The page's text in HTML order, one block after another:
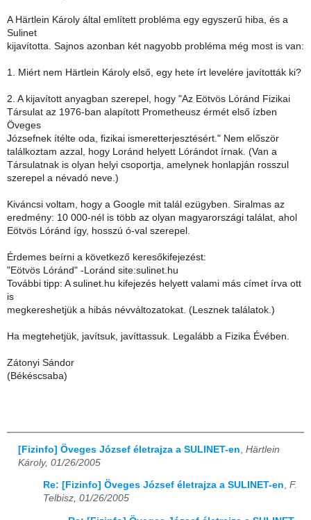
A Härtlein Károly által említett probléma egy egyszerű hiba, és a
Sulinet
kijavította. Sajnos azonban két nagyobb probléma még most is van:
1. Miért nem Härtlein Károly első, egy hete írt levelére javították ki?
2. A kijavított anyagban szerepel, hogy "Az Eötvös Lóránd Fizikai
Társulat az 1976-ban alapított Prometheusz érmét első ízben
Öveges
Józsefnek ítélte oda, fizikai ismeretterjesztésért." Nem először
találkoztam azzal, hogy Loránd helyett Lórándot írnak. (Van a
Társulatnak is olyan helyi csoportja, amelynek honlapján rosszul
szerepel a névadó neve.)
Kiváncsi voltam, hogy a Google mit talál ezügyben. Siralmas az
eredmény: 10 000-nél is több az olyan magyarországi találat, ahol
Eötvös Lóránd így, hosszú ó-val szerepel.
Érdemes beírni a következő keresőkifejezést:
"Eötvös Lóránd" -Loránd site:sulinet.hu
További tipp: A sulinet.hu kifejezés helyett valami más címet írva ott
is
megkereshetjük a hibás névváltozatokat. (Lesznek találatok.)
Ha megtehetjük, javítsuk, javíttassuk. Legalább a Fizika Évében.
Zátonyi Sándor
(Békéscsaba)
[Fizinfo] Öveges József életrajza a SULINET-en Härtlein
Károly, 01/26/2005
Re: [Fizinfo] Öveges József életrajza a SULINET-en, F.
Telbisz, 01/26/2005